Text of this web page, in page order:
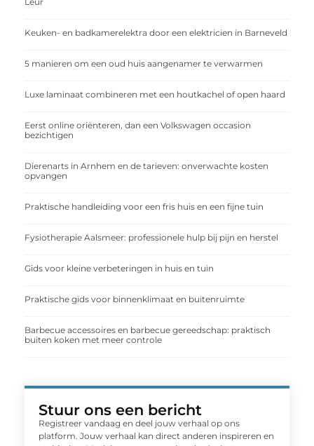
Keuken- en badkamerelektra door een elektricien in Barneveld
5 manieren om een oud huis aangenamer te verwarmen
Luxe laminaat combineren met een houtkachel of open haard
Eerst online oriënteren, dan een Volkswagen occasion
bezichtigen
Dierenarts in Arnhem en de tarieven: onverwachte kosten
opvangen
Praktische handleiding voor een fris huis en een fijne tuin
Fysiotherapie Aalsmeer: professionele hulp bij pijn en herstel
Gids voor kleine verbeteringen in huis en tuin
Praktische gids voor binnenklimaat en buitenruimte
Barbecue accessoires en barbecue gereedschap: praktisch
buiten koken met meer controle
Stuur ons een bericht
Registreer vandaag en deel jouw verhaal op ons
platform. Jouw verhaal kan direct anderen inspireren en